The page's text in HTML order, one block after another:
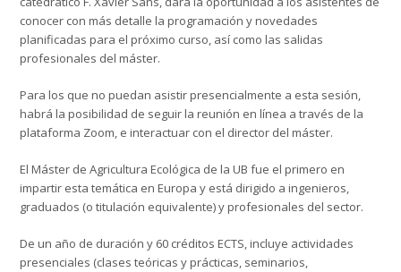
conocer con más detalle la programación y novedades
planificadas para el próximo curso, así como las salidas
profesionales del máster.
Para los que no puedan asistir presencialmente a esta sesión,
habrá la posibilidad de seguir la reunión en línea a través de la
plataforma Zoom, e interactuar con el director del máster.
El Máster de Agricultura Ecológica de la UB fue el primero en
impartir esta temática en Europa y está dirigido a ingenieros,
graduados (o titulación equivalente) y profesionales del sector.
De un año de duración y 60 créditos ECTS, incluye actividades
presenciales (clases teóricas y prácticas, seminarios,